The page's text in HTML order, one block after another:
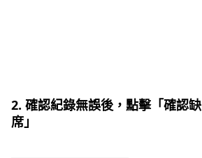
2. 確認紀錄無誤後，點擊「確認缺
席」